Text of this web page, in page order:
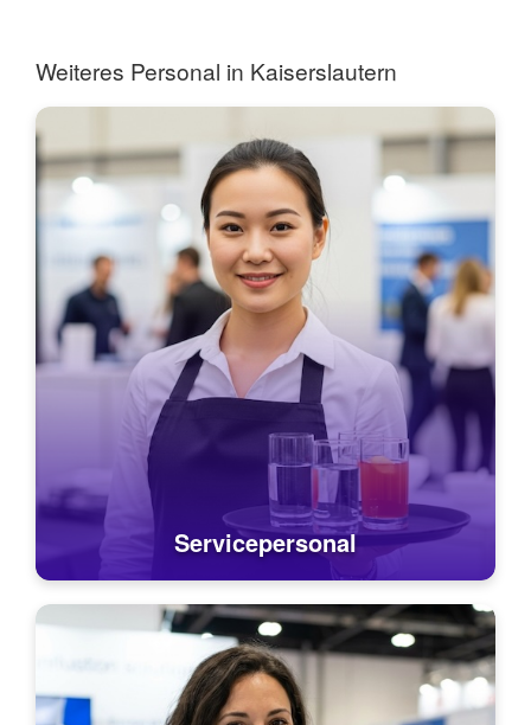
Weiteres Personal in Kaiserslautern
Servicepersonal